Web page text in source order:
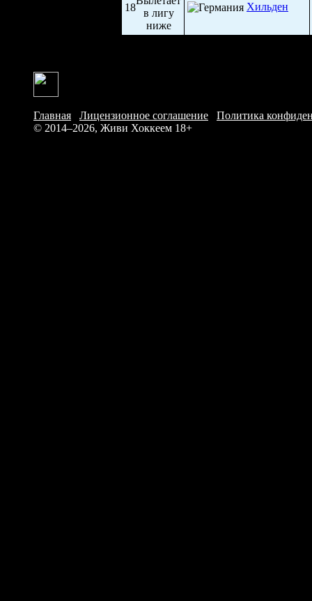
18 Хильден
Главная Лицензионное соглашение
Политика
© 2014–2026, Живи Хоккеем 18+